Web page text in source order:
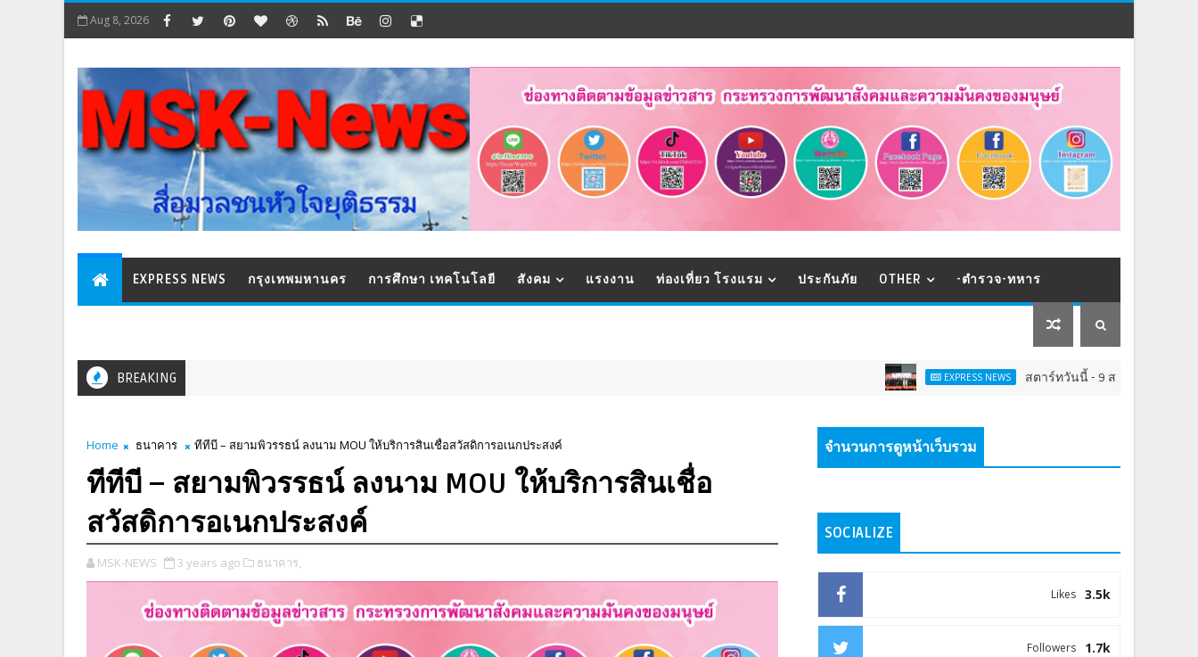
Aug 8, 2026
EXPRESS NEWS กรุงเทพมหานคร การศึกษา เทคโนโลยี สังคม แรงงาน ท่องเที่ยว โรงแรม ประกันภัย OTHER -ตำรวจ-ทหาร
BREAKING EXPRESS NEWS สตาร์ทวันนี้ - 9 ส.ค.Franchise Expo
Home ธนาคาร ทีทีบี – สยามพิวรรธน์ ลงนาม MOU ให้บริการสินเชื่อสวัสดิการอเนกประสงค์
ทีทีบี – สยามพิวรรธน์ ลงนาม MOU ให้บริการสินเชื่อ
สวัสดิการอเนกประสงค์
MSK-NEWS 3 years ago ธนาคาร,
จำนวนการดูหน้าเว็บรวม
SOCIALIZE
3.5k
Likes
1.7k
Followers